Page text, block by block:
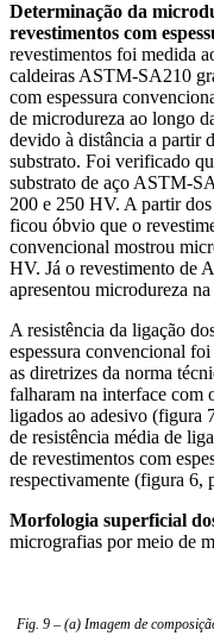
Determinação da
revestimentos com
revestimentos foi medida
caldeiras ASTM-SA210
com espessura
de microdureza ao longo
devido à distância a partir
substrato. Foi verificado
substrato de aço ASTM-
200 e 250 HV. A partir
ficou óbvio que o
convencional mostrou
HV. Já o revestimento de
apresentou microdureza
A resistência da ligação
espessura convencional
as diretrizes da norma
falharam na interface com
ligados ao adesivo (figura
de resistência média de
de revestimentos com
respectivamente (figura 6,
Morfologia superficial
micrografias por meio de
Fig. 9 – (a) Imagem de